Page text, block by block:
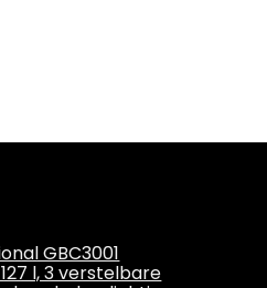
GBC3001
l, 3 verstelbare